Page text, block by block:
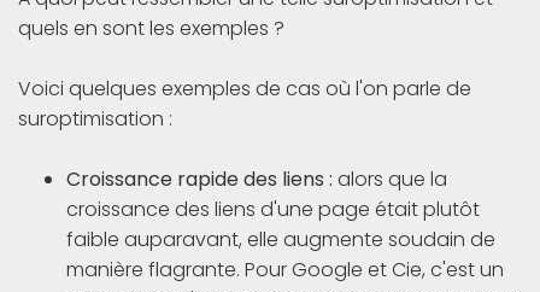
quels en sont les exemples ?
Voici quelques exemples de cas où l'on parle de
suroptimisation :
Croissance rapide des liens : alors que la
croissance des liens d'une page était plutôt
faible auparavant, elle augmente soudain de
manière flagrante. Pour Google et Cie, c'est un